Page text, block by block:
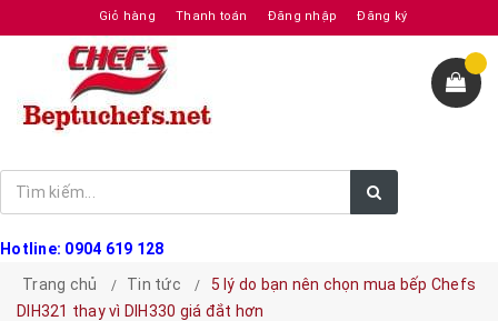
Giỏ hàng Thanh toán Đăng nhập Đăng ký
Hotline: 0904 619 128
Trang chủ
Tin tức
5 lý do bạn nên chọn mua bếp Chefs
DIH321 thay vì DIH330 giá đắt hơn